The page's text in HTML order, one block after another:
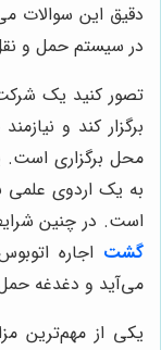
دقیق این سوالات
در سیستم حمل و
تصور کنید یک
برگزار کند و
محل برگزاری است.
به یک اردوی علمی
است. در چنین
گشت اجاره
می‌آید و دغدغه
یکی از مهم‌ترین